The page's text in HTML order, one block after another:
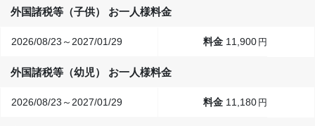
外国諸税等（子供） お一人様料金
2026/08/23～2027/01/29 11,900 円
外国諸税等（幼児） お一人様料金
2026/08/23～2027/01/29 11,180 円